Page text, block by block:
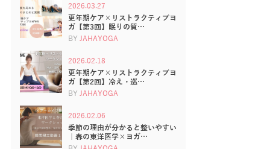
2026.03.27
更年期ケア×リストラクティブヨ
ガ【第3回】眠りの質…
BY JAHAYOGA
2026.02.18
更年期ケア×リストラクティブヨ
ガ【第2回】冷え・巡…
BY JAHAYOGA
2026.02.06
季節の理由が分かると整いやすい
｜春の東洋医学×ヨガ…